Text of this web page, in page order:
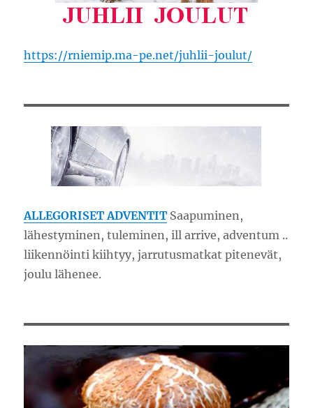
https://rniemip.ma-pe.net/juhlii-joulut/
ALLEGORISET ADVENTIT Saapuminen,
lähestyminen, tuleminen, ill arrive, adventum ..
liikennöinti kiihtyy, jarrutusmatkat pitenevät,
joulu lähenee.